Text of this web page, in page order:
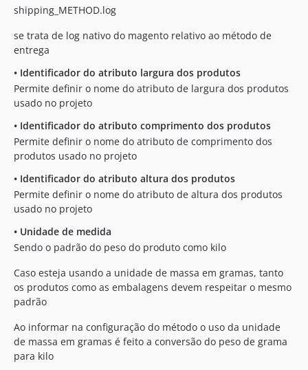
shipping_METHOD.log
se trata de log nativo do magento relativo ao método de
entrega
• Identificador do atributo largura dos produtos
Permite definir o nome do atributo de largura dos produtos
usado no projeto
• Identificador do atributo comprimento dos produtos
Permite definir o nome do atributo de comprimento dos
produtos usado no projeto
• Identificador do atributo altura dos produtos
Permite definir o nome do atributo de altura dos produtos
usado no projeto
• Unidade de medida
Sendo o padrão do peso do produto como kilo
Caso esteja usando a unidade de massa em gramas, tanto
os produtos como as embalagens devem respeitar o mesmo
padrão
Ao informar na configuração do método o uso da unidade
de massa em gramas é feito a conversão do peso de grama
para kilo